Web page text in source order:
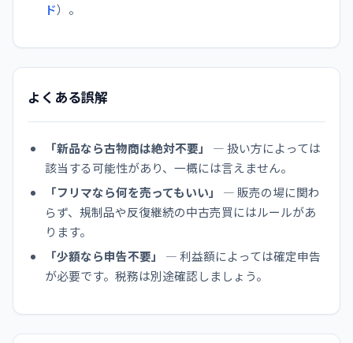
ド）。
よくある誤解
「新品なら古物商は絶対不要」
— 扱い方によっては
該当する可能性があり、一概には言えません。
「フリマなら何を売ってもいい」
— 販売の場に関わ
らず、規制品や反復継続の中古売買にはルールがあ
ります。
「少額なら申告不要」
— 利益額によっては確定申告
が必要です。税務は別途確認しましょう。